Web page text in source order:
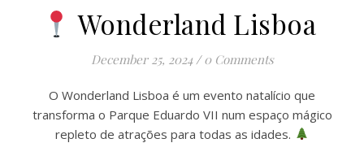
Wonderland Lisboa
December 25, 2024 / 0 Comments
O Wonderland Lisboa é um evento natalício que
transforma o Parque Eduardo VII num espaço mágico
repleto de atrações para todas as idades.